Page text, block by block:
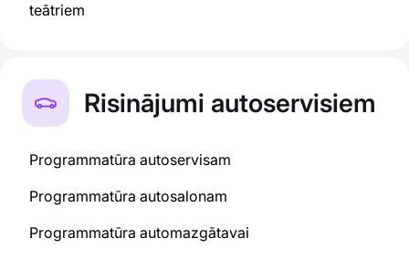
teātriem
Risinājumi autoservisiem
Programmatūra autoservisam
Programmatūra autosalonam
Programmatūra automazgātavai